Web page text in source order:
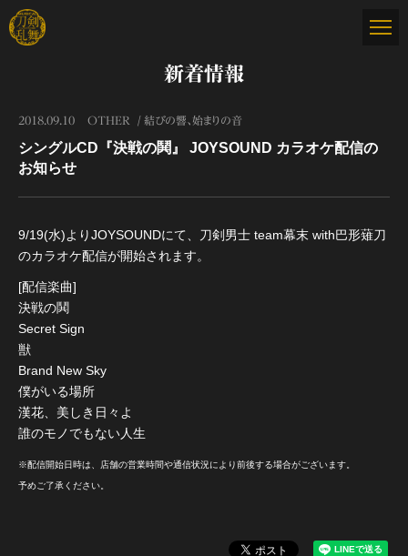
新着情報
2018.09.10 OTHER 結びの響、始まりの音
シングルCD『決戦の鬨』 JOYSOUND カラオケ配信の
お知らせ
9/19(水)よりJOYSOUNDにて、刀剣男士 team幕末 with巴形薙刀
のカラオケ配信が開始されます。
[配信楽曲]
決戦の鬨
Secret Sign
獣
Brand New Sky
僕がいる場所
漢花、美しき日々よ
誰のモノでもない人生
※配信開始日時は、店舗の営業時間や通信状況により前後する場合がございます。
予めご了承ください。